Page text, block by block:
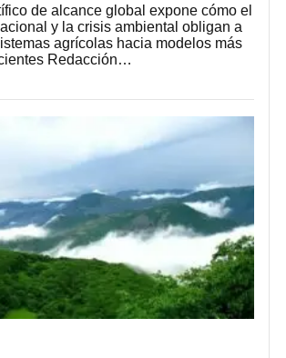
de alcance global expone cómo el
y la crisis ambiental obligan a
agrícolas hacia modelos más
Redacción…